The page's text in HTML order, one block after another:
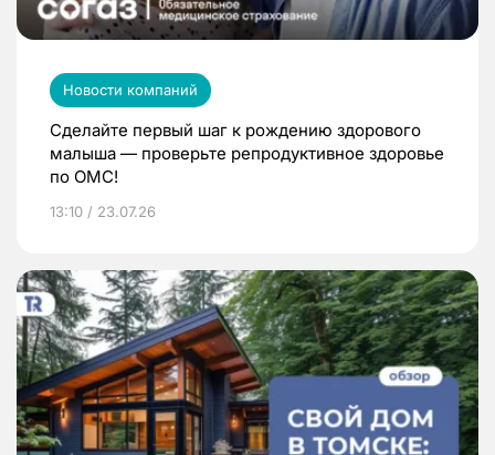
Новости компаний
Сделайте первый шаг к рождению здорового
малыша — проверьте репродуктивное здоровье
по ОМС!
13:10 / 23.07.26